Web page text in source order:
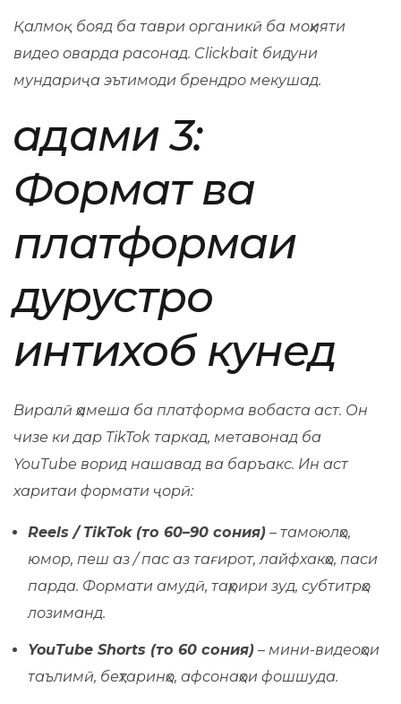
Қалмоқ бояд ба таври органикӣ ба моҳияти
видео оварда расонад. Clickbait бидуни
мундариҷа эътимоди брендро мекушад.
Қадами 3:
Формат ва
платформаи
дурустро
интихоб кунед
Виралӣ ҳамеша ба платформа вобаста аст. Он
чизе ки дар TikTok таркад, метавонад ба
YouTube ворид нашавад ва баръакс. Ин аст
харитаи формати ҷорӣ:
Reels / TikTok (то 60–90 сония) – тамоюлҳо,
юмор, пеш аз / пас аз тағирот, лайфхакҳо, паси
парда. Формати амудӣ, таҳрири зуд, субтитрҳо
лозиманд.
YouTube Shorts (то 60 сония) – мини-видеоҳои
таълимӣ, беҳтаринҳо, афсонаҳои фошшуда.